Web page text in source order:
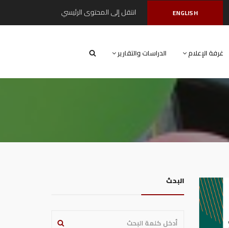
ENGLISH انتقل إلى المحتوى الرئيسي
غرفة الإعلام الدراسات والتقارير
البحث